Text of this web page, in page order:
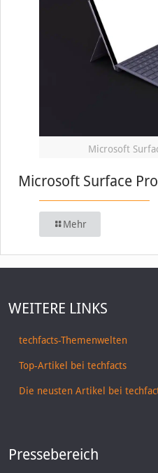
Microsoft
Microsoft Surface
Mehr
WEITERE LINKS
techfacts-Themenwelten
Top-Artikel bei techfacts
Die neusten Artikel bei
Pressebereich